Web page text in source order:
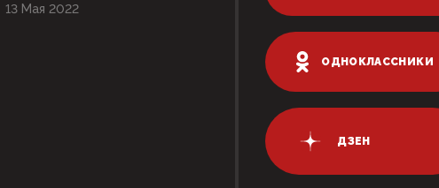
13 Мая 2022
ОДНОКЛАССНИКИ
ДЗЕН